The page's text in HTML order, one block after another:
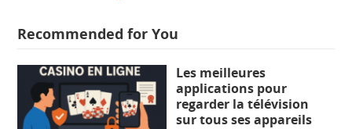
Recommended for You
Les meilleures
applications pour
regarder la télévision
sur tous ses appareils